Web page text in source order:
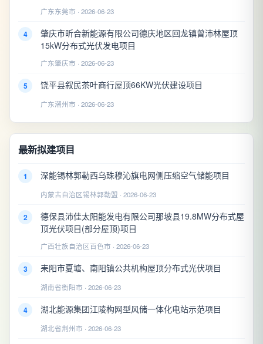
广东东莞市 · 2026-06-23
4
肇庆市昕合新能源有限公司德庆地区回龙镇曾沛林屋顶
15kW分布式光伏发电项目
广东肇庆市 · 2026-06-23
5 饶平县叙民茶叶商行屋顶66KW光伏建设项目
广东潮州市 · 2026-06-23
最新拟建项目
1 深能锡林郭勒西乌珠穆沁旗电网侧压缩空气储能项目
内蒙古自治区锡林郭勒盟 · 2026-06-23
2
德保县沛佳太阳能发电有限公司那坡县19.8MW分布式屋
顶光伏项目(部分屋顶)项目
广西壮族自治区百色市 · 2026-06-23
3 耒阳市夏塘、南阳镇公共机构屋顶分布式光伏项目
湖南省衡阳市 · 2026-06-23
4 湖北能源集团江陵构网型风储一体化电站示范项目
湖北省荆州市 · 2026-06-23